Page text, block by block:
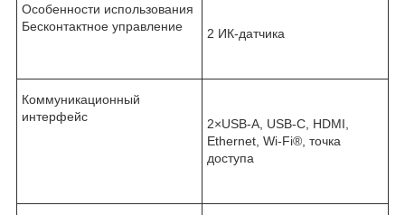
Особенности использования
Бесконтактное управление
2 ИК-датчика
Коммуникационный
интерфейс
2×USB-A, USB-C, HDMI,
Ethernet, Wi-Fi® , точка
доступа